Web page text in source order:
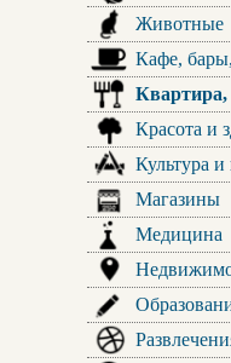
Животные
Кафе,
Квартира,
Красота и
Культура и
Магазины
Медицина